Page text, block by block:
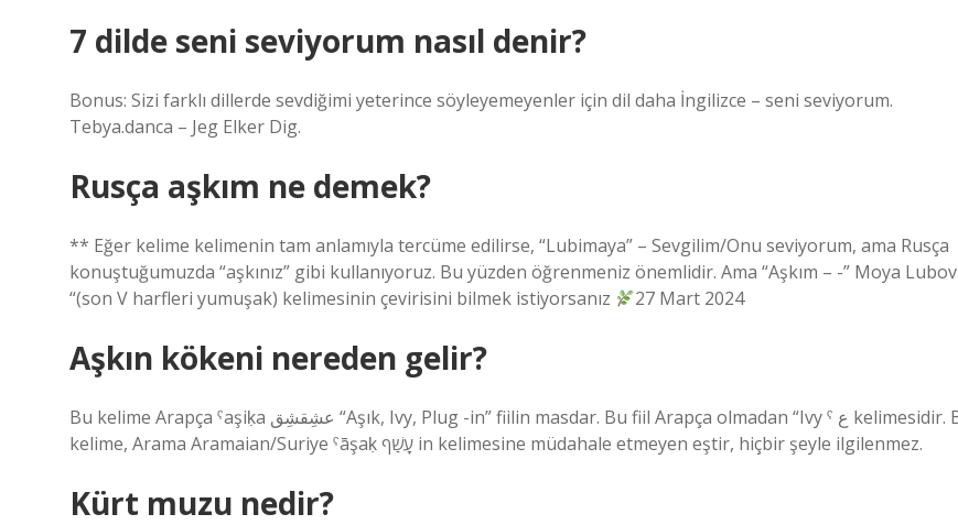
7 dilde seni seviyorum nasıl denir?
Bonus: Sizi farklı dillerde sevdiğimi yeterince söyleyemeyenler için dil daha İngilizce – seni seviyorum.
Tebya.danca – Jeg Elker Dig.
Rusça aşkım ne demek?
** Eğer kelime kelimenin tam anlamıyla tercüme edilirse, “Lubimaya” – Sevgilim/Onu seviyorum, ama Rusça
konuştuğumuzda “aşkınız” gibi kullanıyoruz. Bu yüzden öğrenmeniz önemlidir. Ama “Aşkım – -” Moya Lubov
“(son V harfleri yumuşak) kelimesinin çevirisini bilmek istiyorsanız
27 Mart 2024
Aşkın kökeni nereden gelir?
Bu kelime Arapça ˁaşiḳa عشِقشِق “Aşık, Ivy, Plug -in” fiilin masdar. Bu fiil Arapça olmadan “Ivy ˁ ع kelimesidir. Bu
kelime, Arama Aramaian/Suriye ˁāşaḳ עָשַׁף in kelimesine müdahale etmeyen eştir, hiçbir şeyle ilgilenmez.
Kürt muzu nedir?